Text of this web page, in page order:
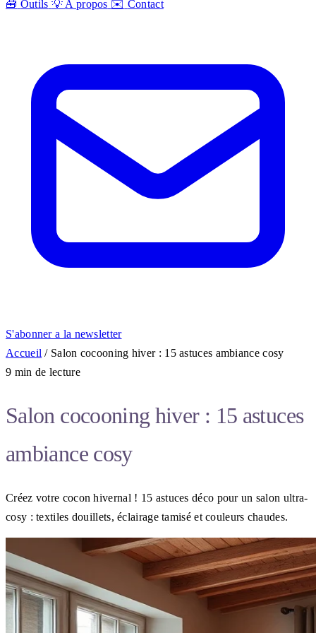
🧰 Outils 💡 A propos ✉️ Contact
S'abonner a la newsletter
Accueil / Salon cocooning hiver : 15 astuces ambiance cosy
9 min de lecture
Salon cocooning hiver : 15 astuces
ambiance cosy
Créez votre cocon hivernal ! 15 astuces déco pour un salon ultra-
cosy : textiles douillets, éclairage tamisé et couleurs chaudes.